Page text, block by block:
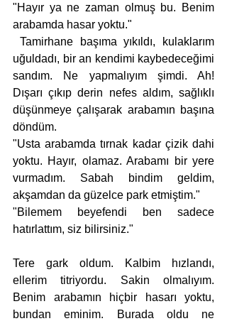
"Hayır ya ne zaman olmuş bu. Benim
arabamda hasar yoktu."
uğuldadı, bir an kendimi kaybedeceğimi
sandım. Ne yapmalıyım şimdi. Ah!
Dışarı çıkıp derin nefes aldım, sağlıklı
düşünmeye çalışarak arabamın başına
döndüm.
"Usta arabamda tırnak kadar çizik dahi
yoktu. Hayır, olamaz. Arabamı bir yere
vurmadım. Sabah bindim geldim,
akşamdan da güzelce park etmiştim."
"Bilemem beyefendi ben sadece
hatırlattım, siz bilirsiniz."
Tere gark oldum. Kalbim hızlandı,
ellerim titriyordu. Sakin olmalıyım.
Benim arabamın hiçbir hasarı yoktu,
bundan eminim. Burada oldu ne